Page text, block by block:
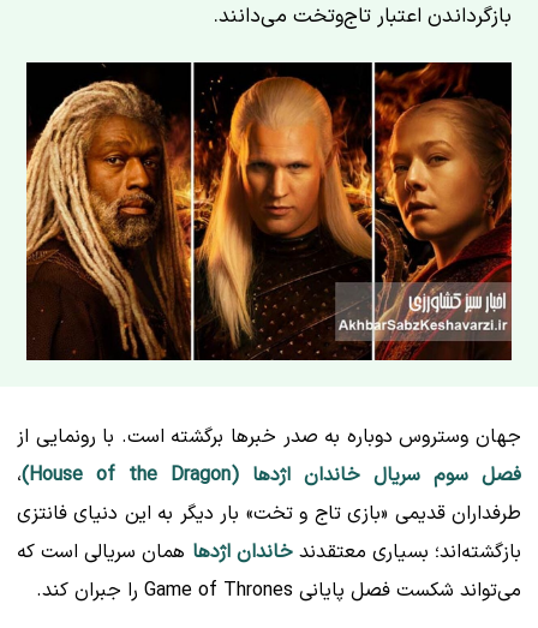
بازگرداندن اعتبار تاج‌وتخت می‌دانند.
جهان وستروس دوباره به صدر خبرها برگشته است. با رونمایی از
فصل سوم سریال خاندان اژدها (House of the Dragon)
،
طرفداران قدیمی «بازی تاج و تخت» بار دیگر به این دنیای فانتزی
بازگشته‌اند؛ بسیاری معتقدندخاندان اژدها همان سریالی است که
می‌تواند شکست فصل پایانی Game of Thrones را جبران کند.